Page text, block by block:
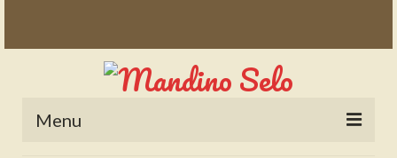
Menu